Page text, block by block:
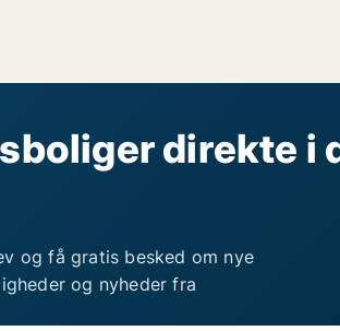
direkte i
og få gratis besked om nye
og nyheder fra